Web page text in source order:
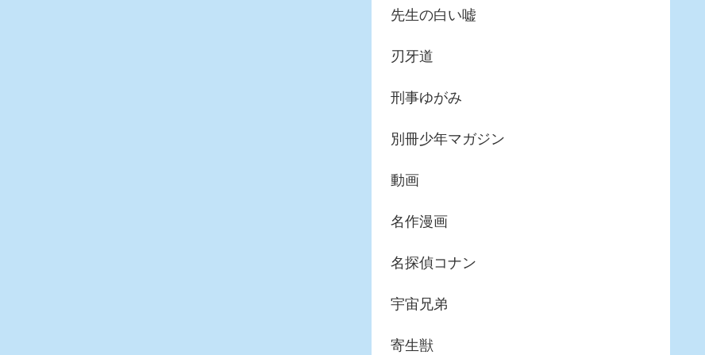
先生の白い嘘
刃牙道
刑事ゆがみ
別冊少年マガジン
動画
名作漫画
名探偵コナン
宇宙兄弟
寄生獣